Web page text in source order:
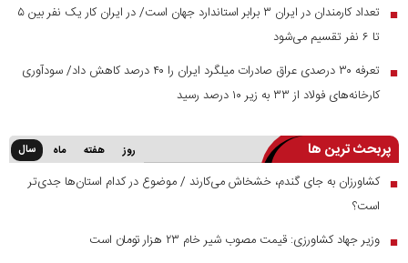
■
تعداد کارمندان در ایران ۳ برابر استاندارد جهان است/ در ایران کار یک نفر بین ۵
تا ۶ نفر تقسیم می‌شود
■
تعرفه ۳۰ درصدی عراق صادرات میلگرد ایران را ۴۰ درصد کاهش داد/ سودآوری
کارخانه‌های فولاد از ۳۳ به زیر ۱۰ درصد رسید
پربحث ترین ها روز هفته ماه سال
■ کشاورزان به جای گندم، خشخاش می‌کارند / موضوع در کدام استان‌ها جدی‌تر
است؟
■ وزیر جهاد کشاورزی: قیمت مصوب شیر خام ۲۳ هزار تومان است